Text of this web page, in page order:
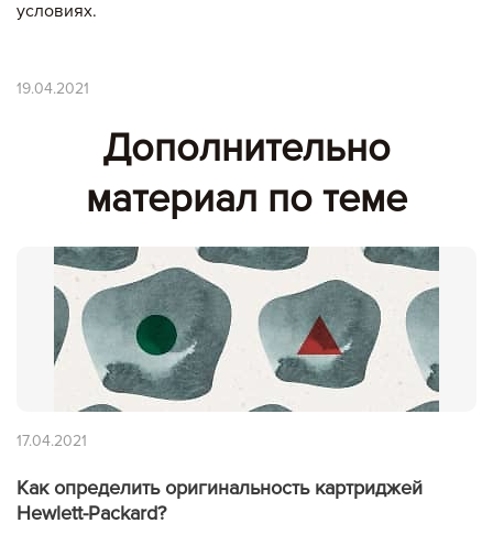
условиях.
19.04.2021
Дополнительно
материал по теме
17.04.2021
Как определить оригинальность картриджей
Hewlett-Packard?